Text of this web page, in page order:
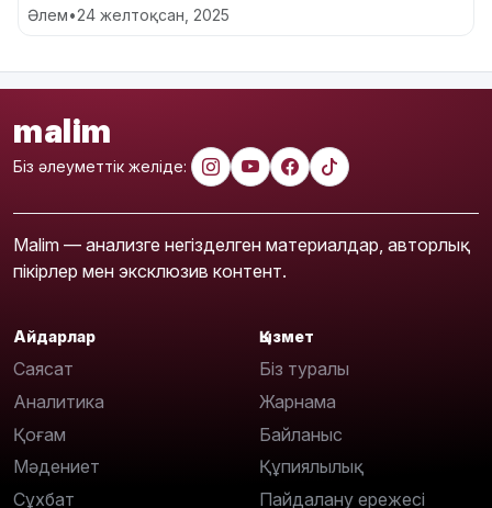
Әлем•24 желтоқсан, 2025
malim
Біз әлеуметтік желіде:
Malim — анализге негізделген материалдар, авторлық
пікірлер мен эксклюзив контент.
Айдарлар
Саясат
Аналитика
Қоғам
Мәдениет
Сұхбат
Қызмет
Біз туралы
Жарнама
Байланыс
Құпиялылық
Пайдалану ережесі